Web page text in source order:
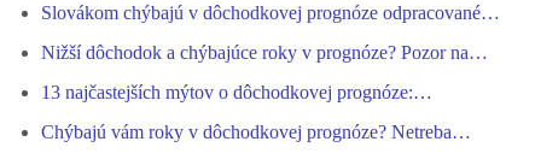
Slovákom chýbajú v dôchodkovej prognóze odpracované…
Nižší dôchodok a chýbajúce roky v prognóze? Pozor na…
13 najčastejších mýtov o dôchodkovej prognóze:…
Chýbajú vám roky v dôchodkovej prognóze? Netreba…